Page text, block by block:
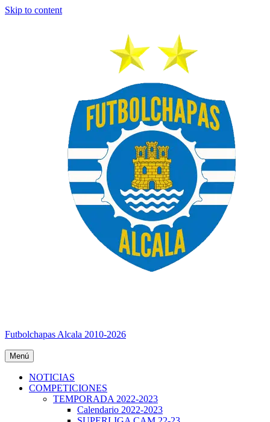
Skip to content
Futbolchapas Alcala 2010-2026
Menú
NOTICIAS
COMPETICIONES
TEMPORADA 2022-2023
Calendario 2022-2023